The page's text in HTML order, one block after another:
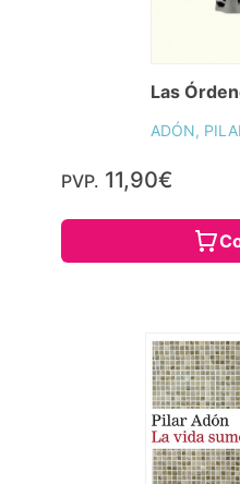
Las
ADÓN,
PVP. 11,90€